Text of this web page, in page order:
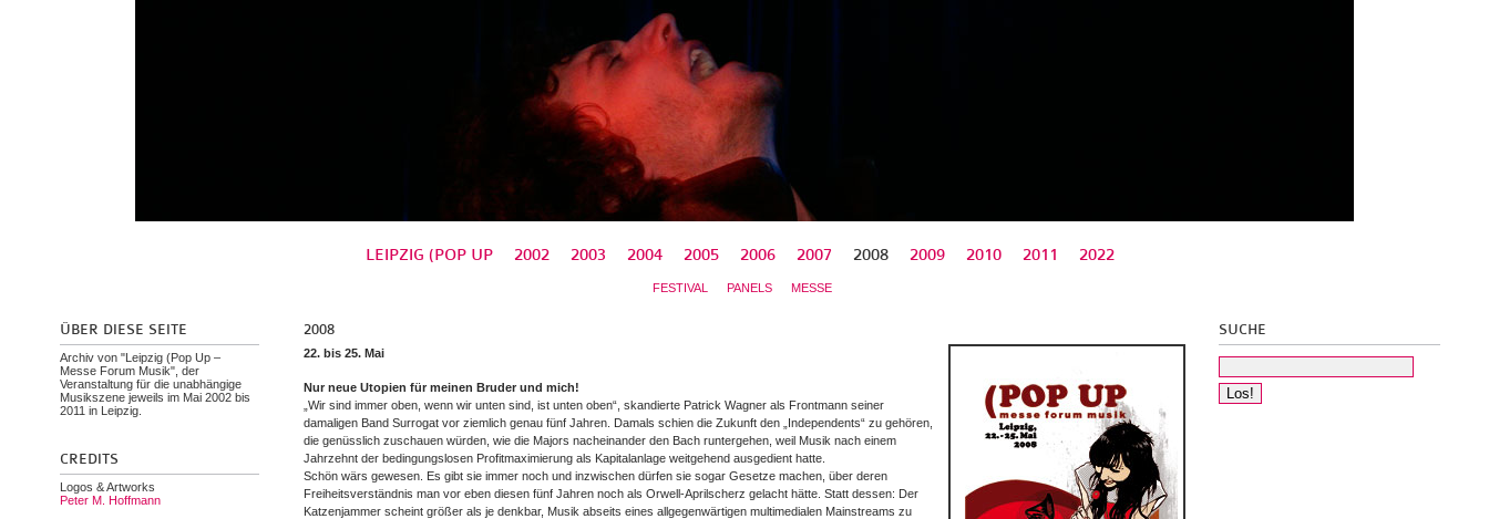
LEIPZIG (POP UP 2002 2003 2004 2005 2006 2007 2008 2009 2010 2011 2022
FESTIVAL PANELS MESSE
ÜBER DIESE SEITE
Archiv von "Leipzig (Pop Up –
Messe Forum Musik", der
Veranstaltung für die unabhängige
Musikszene jeweils im Mai 2002 bis
2011 in Leipzig.
CREDITS
Logos & Artworks
Peter M. Hoffmann
SUCHE
2008
22. bis 25. Mai
Nur neue Utopien für meinen Bruder und mich!
„Wir sind immer oben, wenn wir unten sind, ist unten oben“, skandierte Patrick Wagner als Frontmann seiner
damaligen Band Surrogat vor ziemlich genau fünf Jahren. Damals schien die Zukunft den „Independents“ zu gehören,
die genüsslich zuschauen würden, wie die Majors nacheinander den Bach runtergehen, weil Musik nach einem
Jahrzehnt der bedingungslosen Profitmaximierung als Kapitalanlage weitgehend ausgedient hatte.
Schön wärs gewesen. Es gibt sie immer noch und inzwischen dürfen sie sogar Gesetze machen, über deren
Freiheitsverständnis man vor eben diesen fünf Jahren noch als Orwell-Aprilscherz gelacht hätte. Statt dessen: Der
Katzenjammer scheint größer als je denkbar, Musik abseits eines allgegenwärtigen multimedialen Mainstreams zu